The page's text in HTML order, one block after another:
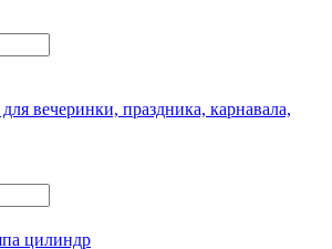
вечеринки, праздника, карнавала,